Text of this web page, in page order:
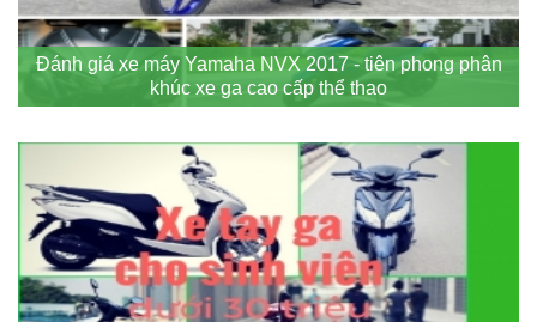
Đánh giá xe máy Yamaha NVX 2017 - tiên phong phân
khúc xe ga cao cấp thể thao